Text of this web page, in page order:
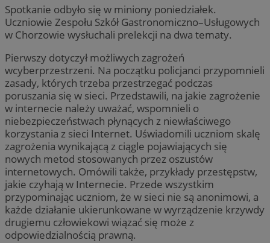
Spotkanie odbyło się w miniony poniedziałek.
Uczniowie Zespołu Szkół Gastronomiczno–Usługowych
w Chorzowie wysłuchali prelekcji na dwa tematy.
Pierwszy dotyczył możliwych zagrożeń
wcyberprzestrzeni. Na początku policjanci przypomnieli
zasady, których trzeba przestrzegać podczas
poruszania się w sieci. Przedstawili, na jakie zagrożenie
w internecie należy uważać, wspomnieli o
niebezpieczeństwach płynących z niewłaściwego
korzystania z sieci Internet. Uświadomili uczniom skalę
zagrożenia wynikającą z ciągle pojawiających się
nowych metod stosowanych przez oszustów
internetowych. Omówili także, przykłady przestępstw,
jakie czyhają w Internecie. Przede wszystkim
przypominając uczniom, że w sieci nie są anonimowi, a
każde działanie ukierunkowane w wyrządzenie krzywdy
drugiemu człowiekowi wiązać się może z
odpowiedzialnością prawną.